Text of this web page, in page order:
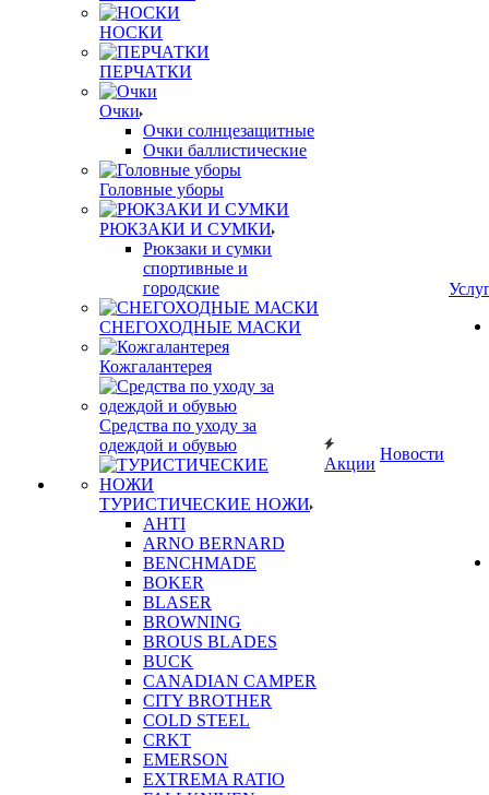
НОСКИ
ПЕРЧАТКИ
Очки
Очки солнцезащитные
Очки баллистические
Головные уборы
РЮКЗАКИ И СУМКИ
Рюкзаки и сумки
спортивные и
городские
СНЕГОХОДНЫЕ МАСКИ
Кожгалантерея
Средства по уходу за
одеждой и обувью
ТУРИСТИЧЕСКИЕ НОЖИ
AHTI
ARNO BERNARD
BENCHMADE
BOKER
BLASER
BROWNING
BROUS BLADES
BUCK
CANADIAN CAMPER
CITY BROTHER
COLD STEEL
CRKT
EMERSON
EXTREMA RATIO
Акции
Новости